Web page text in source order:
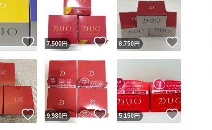
いいね！
7,500円 いいね！
8,750円
いいね！
9,980円 いいね！
5,150円 いいね！